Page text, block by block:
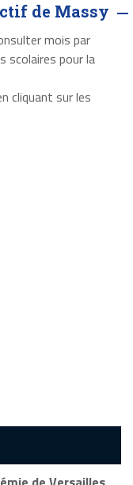
de Massy
mois par
scolaires pour la
cliquant sur les